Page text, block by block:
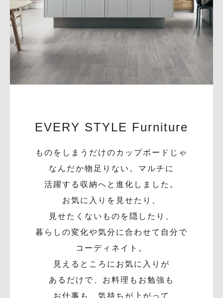
EVERY STYLE Furniture
ものをしまうだけのカップボードじゃ
なんだか物足りない。マルチに
活躍する収納へと進化しました。
お気に入りを見せたり、
見せたくないものを隠したり、
暮らしの変化や気分に合わせて自分で
コーディネイト。
見えるところにお気に入りが
あるだけで、お料理もお勉強も
お仕事も、気持ちが上がって